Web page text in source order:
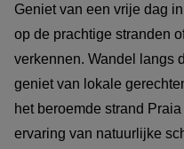
Geniet van een vrije dag
op de prachtige stranden
verkennen. Wandel langs
geniet van lokale
het beroemde strand
ervaring van natuurlijke